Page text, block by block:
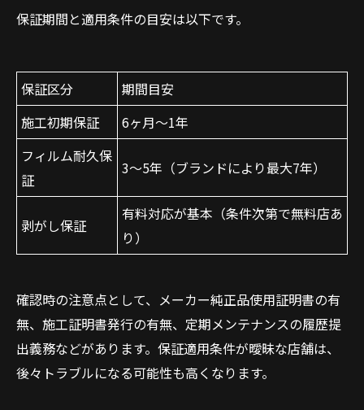
保証期間と適用条件の目安は以下です。
保証区分
期間目安
施工初期保証
6ヶ月〜1年
フィルム耐久保
証
3〜5年（ブランドにより最大7年）
剥がし保証
有料対応が基本（条件次第で無料店あ
り）
確認時の注意点として、メーカー純正品使用証明書の有
無、施工証明書発行の有無、定期メンテナンスの履歴提
出義務などがあります。保証適用条件が曖昧な店舗は、
後々トラブルになる可能性も高くなります。